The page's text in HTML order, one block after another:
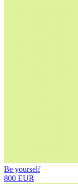
Be yourself
800 EUR